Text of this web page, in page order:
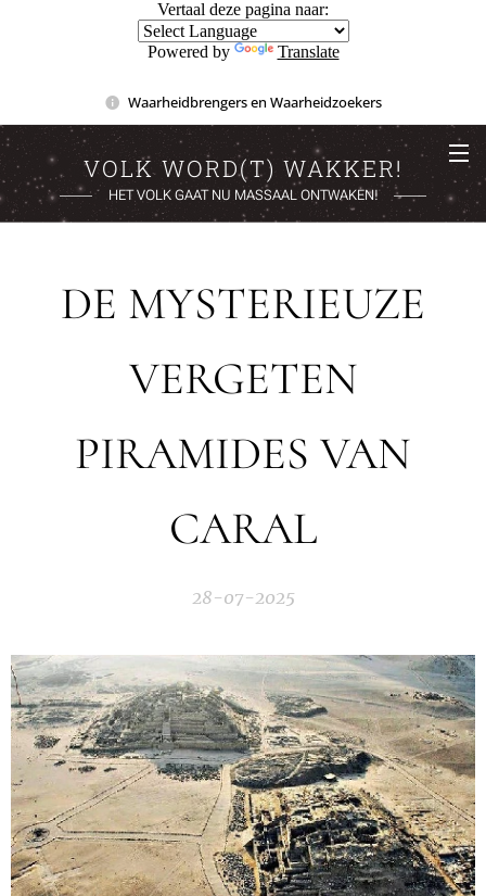
Vertaal deze pagina naar:
Powered by Translate
Waarheidbrengers en Waarheidzoekers
VOLK WORD(T) WAKKER!
HET VOLK GAAT NU MASSAAL ONTWAKEN!
DE MYSTERIEUZE
VERGETEN
PIRAMIDES VAN
CARAL
28-07-2025